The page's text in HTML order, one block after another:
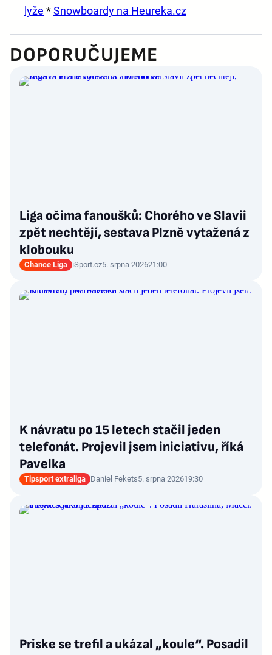
lyže *Snowboardy na Heureka.cz
DOPORUČUJEME
Liga očima fanoušků: Chorého ve Slavii
zpět nechtějí, sestava Plzně vytažená z
klobouku
Chance Liga iSport.cz5. srpna 202621:00
K návratu po 15 letech stačil jeden
telefonát. Projevil jsem iniciativu, říká
Pavelka
Tipsport extraliga Daniel Fekets5. srpna 202619:30
Priske se trefil a ukázal „koule“. Posadil